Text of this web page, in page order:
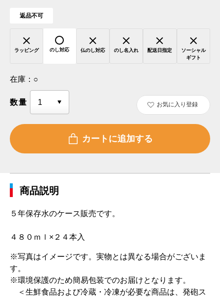
返品不可
ラッピング のし対応 仏のし対応 のし名入れ 配送日指定
ソーシャル
ギフト
在庫： ○
数量 お気に入り登録
商品説明
５年保存水のケース販売です。
４８０ｍｌ×２４本入
※写真はイメージです。実物とは異なる場合がございま
す。
※環境保護のため簡易包装でのお届けとなります。
＜生鮮食品および冷蔵・冷凍が必要な商品は、発砲ス